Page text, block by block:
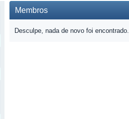
Membros
Desculpe, nada de novo foi encontrado.